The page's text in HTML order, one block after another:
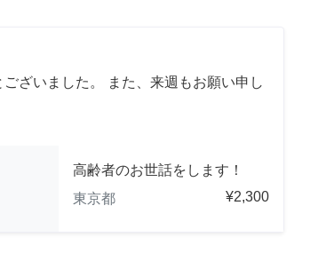
ざいました。 また、来週もお願い申し
高齢者のお世話をします！
東京都
¥2,300